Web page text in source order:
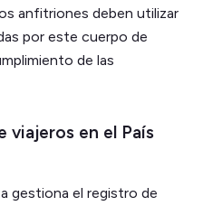
anfitriones deben utilizar
por este cuerpo de
de las
viajeros en el País
gestiona el registro de